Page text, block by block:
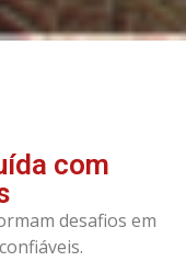
com
desafios em